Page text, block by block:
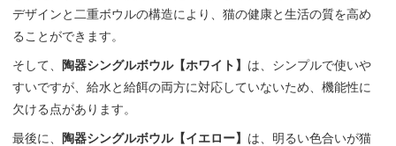
デザインと二重ボウルの構造により、猫の健康と生活の質を高め
ることができます。
そして、 陶器シングルボウル【ホワイト】 は、シンプルで使いや
すいですが、給水と給餌の両方に対応していないため、機能性に
欠ける点があります。
最後に、 陶器シングルボウル【イエロー】 は、明るい色合いが猫